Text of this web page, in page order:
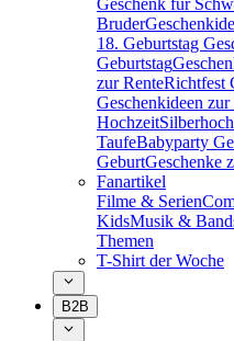
Geschenk für
Bruder
18. Geburtstag
Geburtstag
zur RenteRichtfest
Geschenkideen
Hochzeit
TaufeBabyparty
GeburtGeschenke
Fanartikel
Filme & Serien
KidsMusik &
Themen
T-Shirt der Woche
B2B